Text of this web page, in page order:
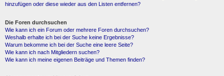
hinzufügen oder diese wieder aus den Listen entfernen?
Die Foren durchsuchen
Wie kann ich ein Forum oder mehrere Foren durchsuchen?
Weshalb erhalte ich bei der Suche keine Ergebnisse?
Warum bekomme ich bei der Suche eine leere Seite?
Wie kann ich nach Mitgliedern suchen?
Wie kann ich meine eigenen Beiträge und Themen finden?